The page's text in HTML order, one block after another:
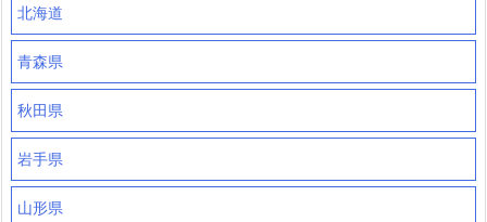
北海道
青森県
秋田県
岩手県
山形県